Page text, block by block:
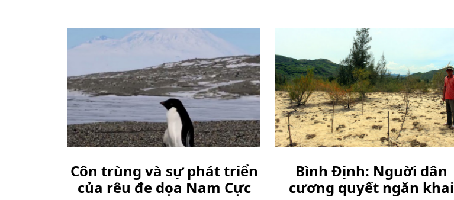
đến hàng trăm năm mới có thể khôi p...
Camilo Mora, giáo sư tại ...
Côn trùng và sự phát triển
của rêu đe dọa Nam Cực
Bình Định: Nguời dân
cương quyết ngăn khai